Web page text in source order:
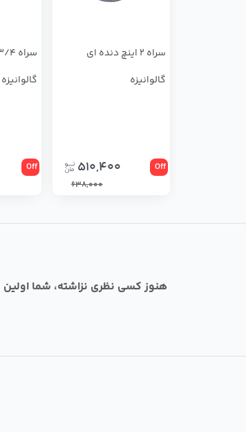
سراه 2 اینچ دنده ای
گالوانیزه
Off
510,400
638,000
گالوانیزه
Off
هنوز کسی نظری نزاشته، شما